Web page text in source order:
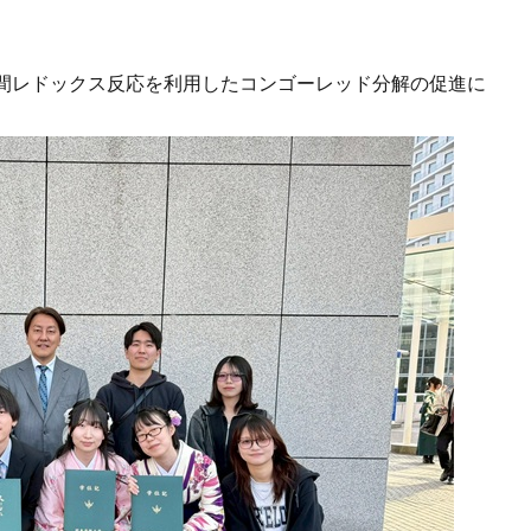
レドックス反応を利用したコンゴーレッド分解の促進に